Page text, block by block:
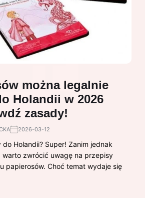
można legalnie
Holandii w 2026
zasady!
2026-03-12
Holandii? Super! Zanim jednak
zwrócić uwagę na przepisy
papierosów. Choć temat wydaje się